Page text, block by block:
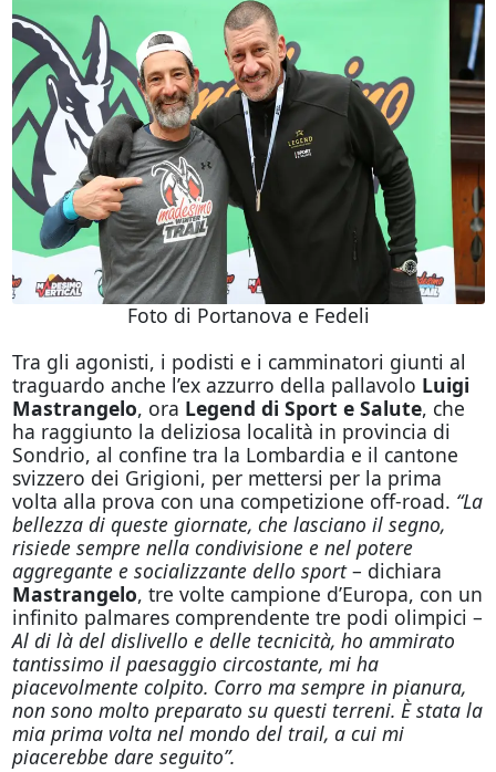
Foto di Portanova e Fedeli
Tra gli agonisti, i podisti e i camminatori giunti al
traguardo anche l’ex azzurro della pallavolo Luigi
Mastrangelo, ora Legend di Sport e Salute, che
ha raggiunto la deliziosa località in provincia di
Sondrio, al confine tra la Lombardia e il cantone
svizzero dei Grigioni, per mettersi per la prima
volta alla prova con una competizione off-road. “La
bellezza di queste giornate, che lasciano il segno,
risiede sempre nella condivisione e nel potere
aggregante e socializzante dello sport– dichiara
Mastrangelo, tre volte campione d’Europa, con un
infinito palmares comprendente tre podi olimpici –
Al di là del dislivello e delle tecnicità, ho ammirato
tantissimo il paesaggio circostante, mi ha
piacevolmente colpito. Corro ma sempre in pianura,
non sono molto preparato su questi terreni. È stata la
mia prima volta nel mondo del trail, a cui mi
piacerebbe dare seguito”.